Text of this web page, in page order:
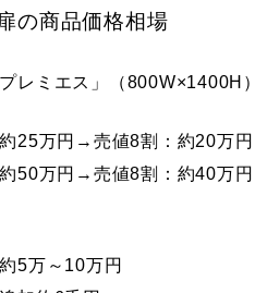
の商品価格相場
レミエス」（800W×1400H
25万円→売値8割：約20万円
50万円→売値8割：約40万円
5万～10万円